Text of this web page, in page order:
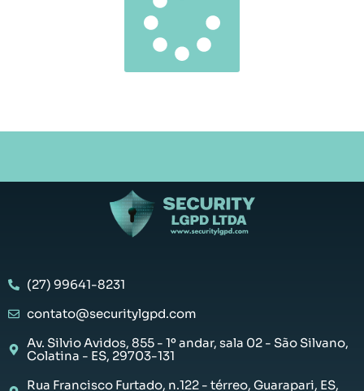
(27) 99641-8231
contato@securitylgpd.com
Av. Silvio Avidos, 855 - 1º andar, sala 02 - São Silvano,
Colatina - ES, 29703-131
Rua Francisco Furtado, n.122 - térreo, Guarapari, ES,